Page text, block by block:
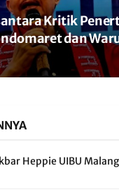
Kritik
dan
Heppie UIBU